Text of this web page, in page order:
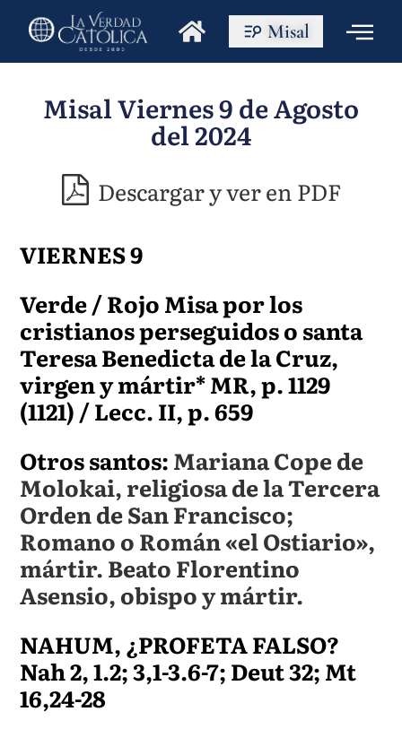
Misal
Misal Viernes 9 de Agosto
del 2024
Descargar y ver en PDF
VIERNES 9
Verde / Rojo Misa por los
cristianos perseguidos o santa
Teresa Benedicta de la Cruz,
virgen y mártir* MR, p. 1129
(1121) / Lecc. II, p. 659
Otros santos:Mariana Cope de
Molokai, religiosa de la Tercera
Orden de San Francisco;
Romano o Román «el Ostiario»,
mártir. Beato Florentino
Asensio, obispo y mártir.
NAHUM, ¿PROFETA FALSO?
Nah 2, 1.2; 3,1-3.6-7; Deut 32; Mt
16,24-28